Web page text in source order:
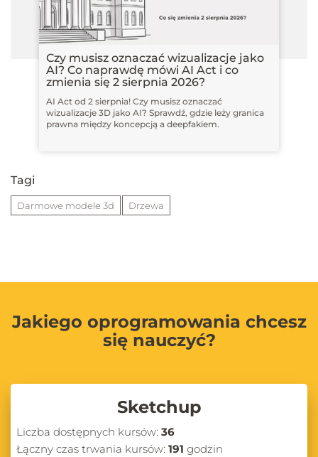
Czy musisz oznaczać wizualizacje jako
AI? Co naprawdę mówi AI Act i co
zmienia się 2 sierpnia 2026?
AI Act od 2 sierpnia! Czy musisz oznaczać
wizualizacje 3D jako AI? Sprawdź, gdzie leży granica
prawna między koncepcją a deepfakiem.
Tagi
Darmowe modele 3d Drzewa
Jakiego oprogramowania chcesz
się nauczyć?
Sketchup
Liczba dostępnych kursów: 36
Łączny czas trwania kursów: 191 godzin